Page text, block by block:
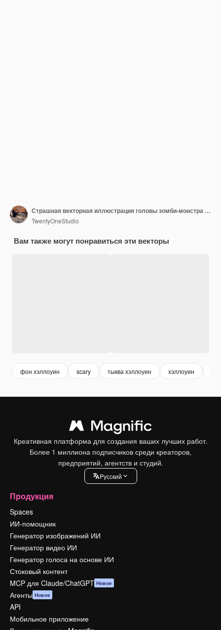
Страшная векторная иллюстрация головы зомби-монстра с фанковым цветом
TwentyOneStudio
Вам также могут понравиться эти векторы
фон хэллоуин scary тыква хэллоуин хэллоуин
Креативная платформа для создания ваших лучших работ.
Более 1 миллиона подписчиков среди креаторов,
предприятий, агентств и студий.
Pусский
Продукция
Spaces
ИИ-помощник
Генератор изображений ИИ
Генератор видео ИИ
Генератор голоса на основе ИИ
Стоковый контент
MCP для Claude/ChatGPT Новое
Агенты Новое
API
Мобильное приложение